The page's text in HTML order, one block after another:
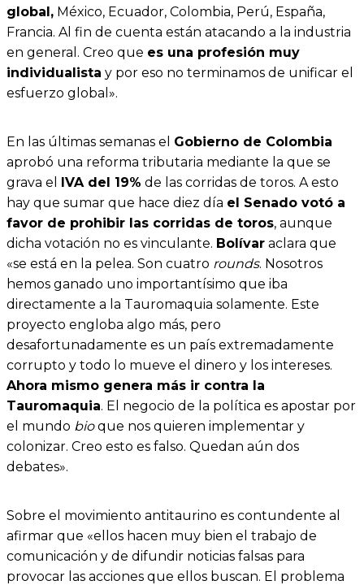
global, México, Ecuador, Colombia, Perú, España,
Francia. Al fin de cuenta están atacando a la industria
en general. Creo que es una profesión muy
individualista y por eso no terminamos de unificar el
esfuerzo global».
En las últimas semanas el Gobierno de Colombia
aprobó una reforma tributaria mediante la que se
grava el IVA del 19% de las corridas de toros. A esto
hay que sumar que hace diez día el Senado votó a
favor de prohibir las corridas de toros, aunque
dicha votación no es vinculante. Bolívar aclara que
«se está en la pelea. Son cuatro rounds. Nosotros
hemos ganado uno importantísimo que iba
directamente a la Tauromaquia solamente. Este
proyecto engloba algo más, pero
desafortunadamente es un país extremadamente
corrupto y todo lo mueve el dinero y los intereses.
Ahora mismo genera más ir contra la
Tauromaquia. El negocio de la política es apostar por
el mundo bioque nos quieren implementar y
colonizar. Creo esto es falso. Quedan aún dos
debates».
Sobre el movimiento antitaurino es contundente al
afirmar que «ellos hacen muy bien el trabajo de
comunicación y de difundir noticias falsas para
provocar las acciones que ellos buscan. El problema